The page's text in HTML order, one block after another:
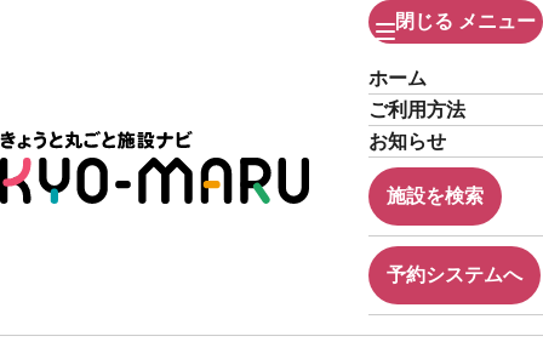
閉じる メニュー
ホーム
ご利用方法
お知らせ
施設を検索
予約システムへ